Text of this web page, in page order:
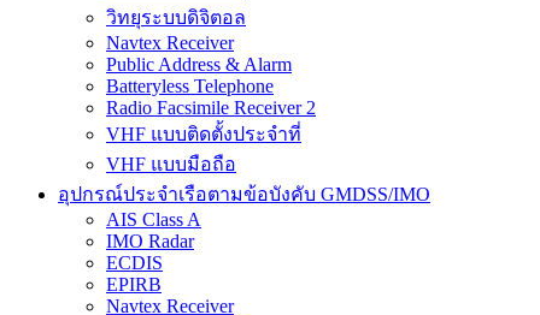
วิทยุระบบดิจิตอล
Navtex Receiver
Public Address & Alarm
Batteryless Telephone
Radio Facsimile Receiver 2
VHF แบบติดตั้งประจำที่
VHF แบบมือถือ
อุปกรณ์ประจำเรือตามข้อบังคับ GMDSS/IMO
AIS Class A
IMO Radar
ECDIS
EPIRB
Navtex Receiver